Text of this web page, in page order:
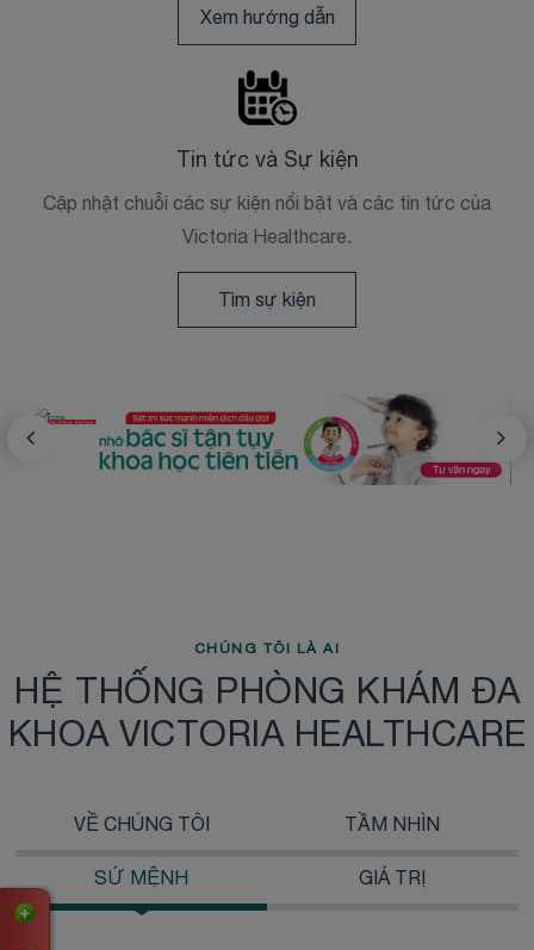
Xem hướng dẫn
Tin tức và Sự kiện
Cập nhật chuỗi các sự kiện nổi bật và các tin tức của
Victoria Healthcare.
Tìm sự kiện
CHÚNG TÔI LÀ AI
HỆ THỐNG PHÒNG KHÁM ĐA
KHOA VICTORIA HEALTHCARE
VỀ CHÚNG TÔI TẦM NHÌN
SỨ MỆNH GIÁ TRỊ